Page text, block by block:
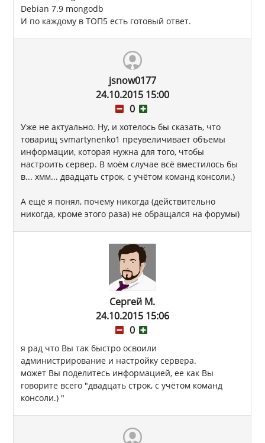
Debian 7.9 mongodb
И по каждому в ТОП5 есть готовый ответ.
jsnow0177
24.10.2015 15:00
0
Уже не актуально. Ну, и хотелось бы сказать, что
товарищ svmartynenko1 преувеличивает объемы
информации, которая нужна для того, чтобы
настроить сервер. В моём случае всё вместилось бы
в... хмм... двадцать строк, с учётом команд консоли.)
А ещё я понял, почему никогда (действительно
никогда, кроме этого раза) не обращался на форумы)
Сергей М.
24.10.2015 15:06
0
я рад что Вы так быстро освоили
администрирование и настройку сервера.
может Вы поделитесь информацией, ее как Вы
говорите всего "двадцать строк, с учётом команд
консоли.) "